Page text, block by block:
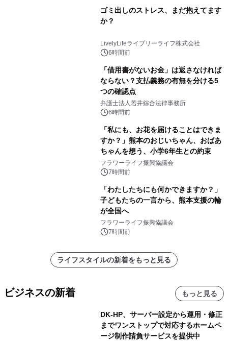
ゴミ出しのストレス、まだ抱えてます
か？
LivelyLifeライブリーライフ株式会社
6時間前
「借用書がないお金」は返さなければ
ならない？支払義務の有無を分ける5
つの確認点
弁護士法人若井綜合法律事務所
6時間前
「私にも、お花を届けることはできま
すか？」熊本のおじいちゃん、おばあ
ちゃんを想う、小学6年生との約束
フラワーライフ振興協議会
7時間前
「わたしたちにも何かできますか？」
子どもたちの一言から、熊本支援の輪
が全国へ
フラワーライフ振興協議会
7時間前
ライフスタイルの新着をもっと見る
ビジネスの新着 もっと見る
DK-HP、サーバー設定から運用・修正
までワンストップで対応するホームペ
ージ制作請負サービスを提供中